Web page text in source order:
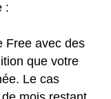
:
Free avec des
que votre
Le cas